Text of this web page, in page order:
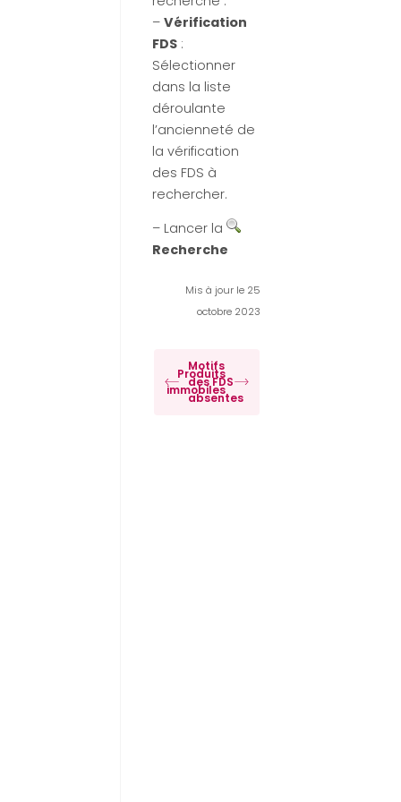
–Vérification
FDS :
Sélectionner
dans la liste
déroulante
l’ancienneté de
la vérification
des FDS à
rechercher.
– Lancer la
Recherche
Mis à jour le 25
octobre 2023
Motifs
des FDS
absentes
Produits
immobiles